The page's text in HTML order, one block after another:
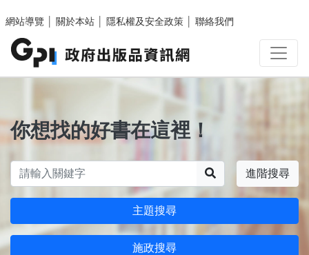
網站導覽
關於本站 隱私權及安全政策 聯絡我們
你想找的好書在這裡！
進階搜尋
主題搜尋
施政搜尋